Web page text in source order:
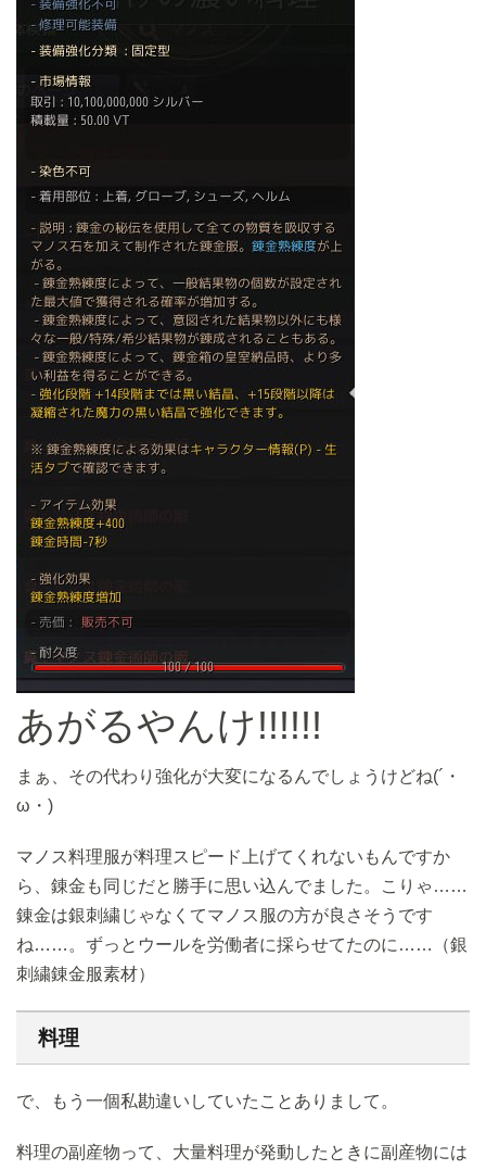
あがるやんけ!!!!!!
まぁ、その代わり強化が大変になるんでしょうけどね(´・
ω・)
マノス料理服が料理スピード上げてくれないもんですか
ら、錬金も同じだと勝手に思い込んでました。こりゃ……
錬金は銀刺繍じゃなくてマノス服の方が良さそうです
ね……。ずっとウールを労働者に採らせてたのに……（銀
刺繍錬金服素材）
料理
で、もう一個私勘違いしていたことありまして。
料理の副産物って、大量料理が発動したときに副産物には